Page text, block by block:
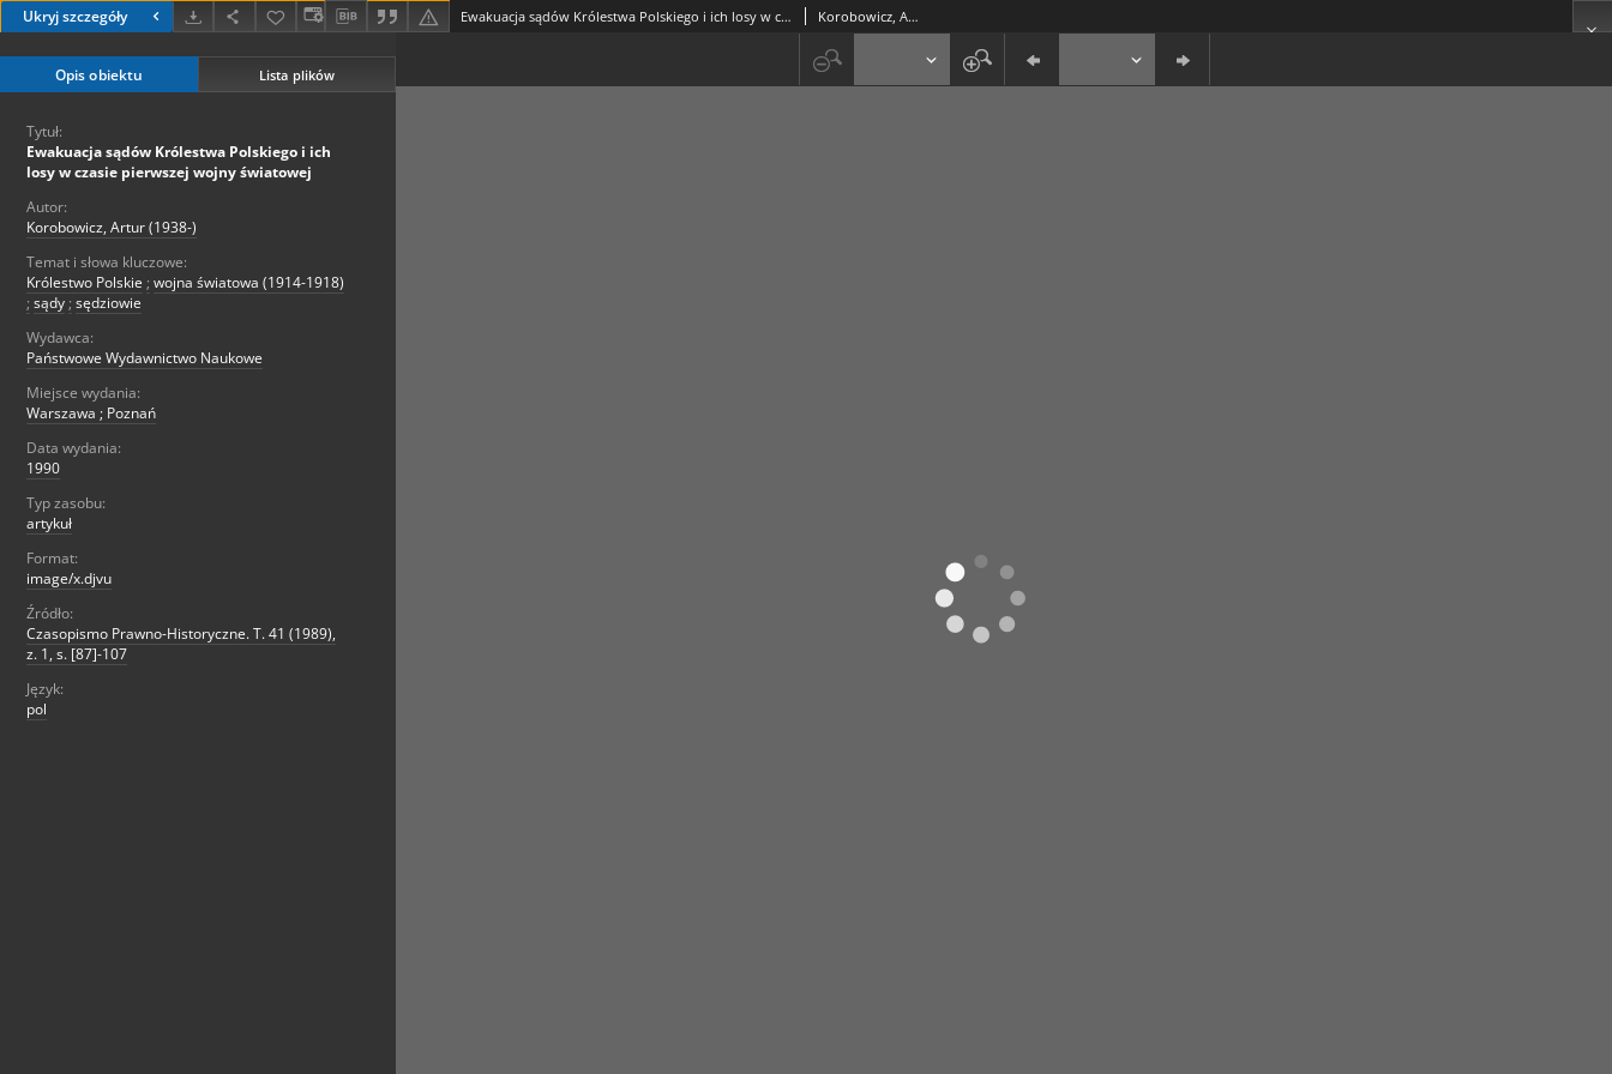
Ukryj szczegóły Ewakuacja sądów Królestwa Polskiego i ich losy w czasie pierwszej wojny światowej Korobowicz, Artur (1938-)
Opis obiektu Lista plików
Tytuł:
Ewakuacja sądów Królestwa Polskiego i ich
losy w czasie pierwszej wojny światowej
Autor:
Korobowicz, Artur (1938-)
Temat i słowa kluczowe:
Królestwo Polskie ; wojna światowa (1914-1918)
; sądy ; sędziowie
Wydawca:
Państwowe Wydawnictwo Naukowe
Miejsce wydania:
Warszawa ; Poznań
Data wydania:
1990
Typ zasobu:
artykuł
Format:
image/x.djvu
Źródło:
Czasopismo Prawno-Historyczne. T. 41 (1989),
z. 1, s. [87]-107
Język:
pol